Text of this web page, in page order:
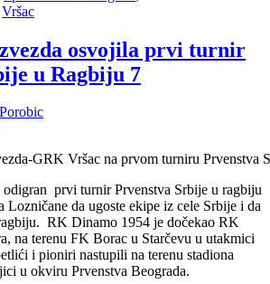
Vršac
osvojila prvi turnir
u Ragbiju 7
GRK Vršac na prvom turniru Prvenstva
prvi turnir Prvenstva Srbije u ragbiju
Lozničane da ugoste ekipe iz cele Srbije i da
RK Dinamo 1954 je dočekao RK
na terenu FK Borac u Starčevu u utakmici
i pioniri nastupili na terenu stadiona
u okviru Prvenstva Beograda.